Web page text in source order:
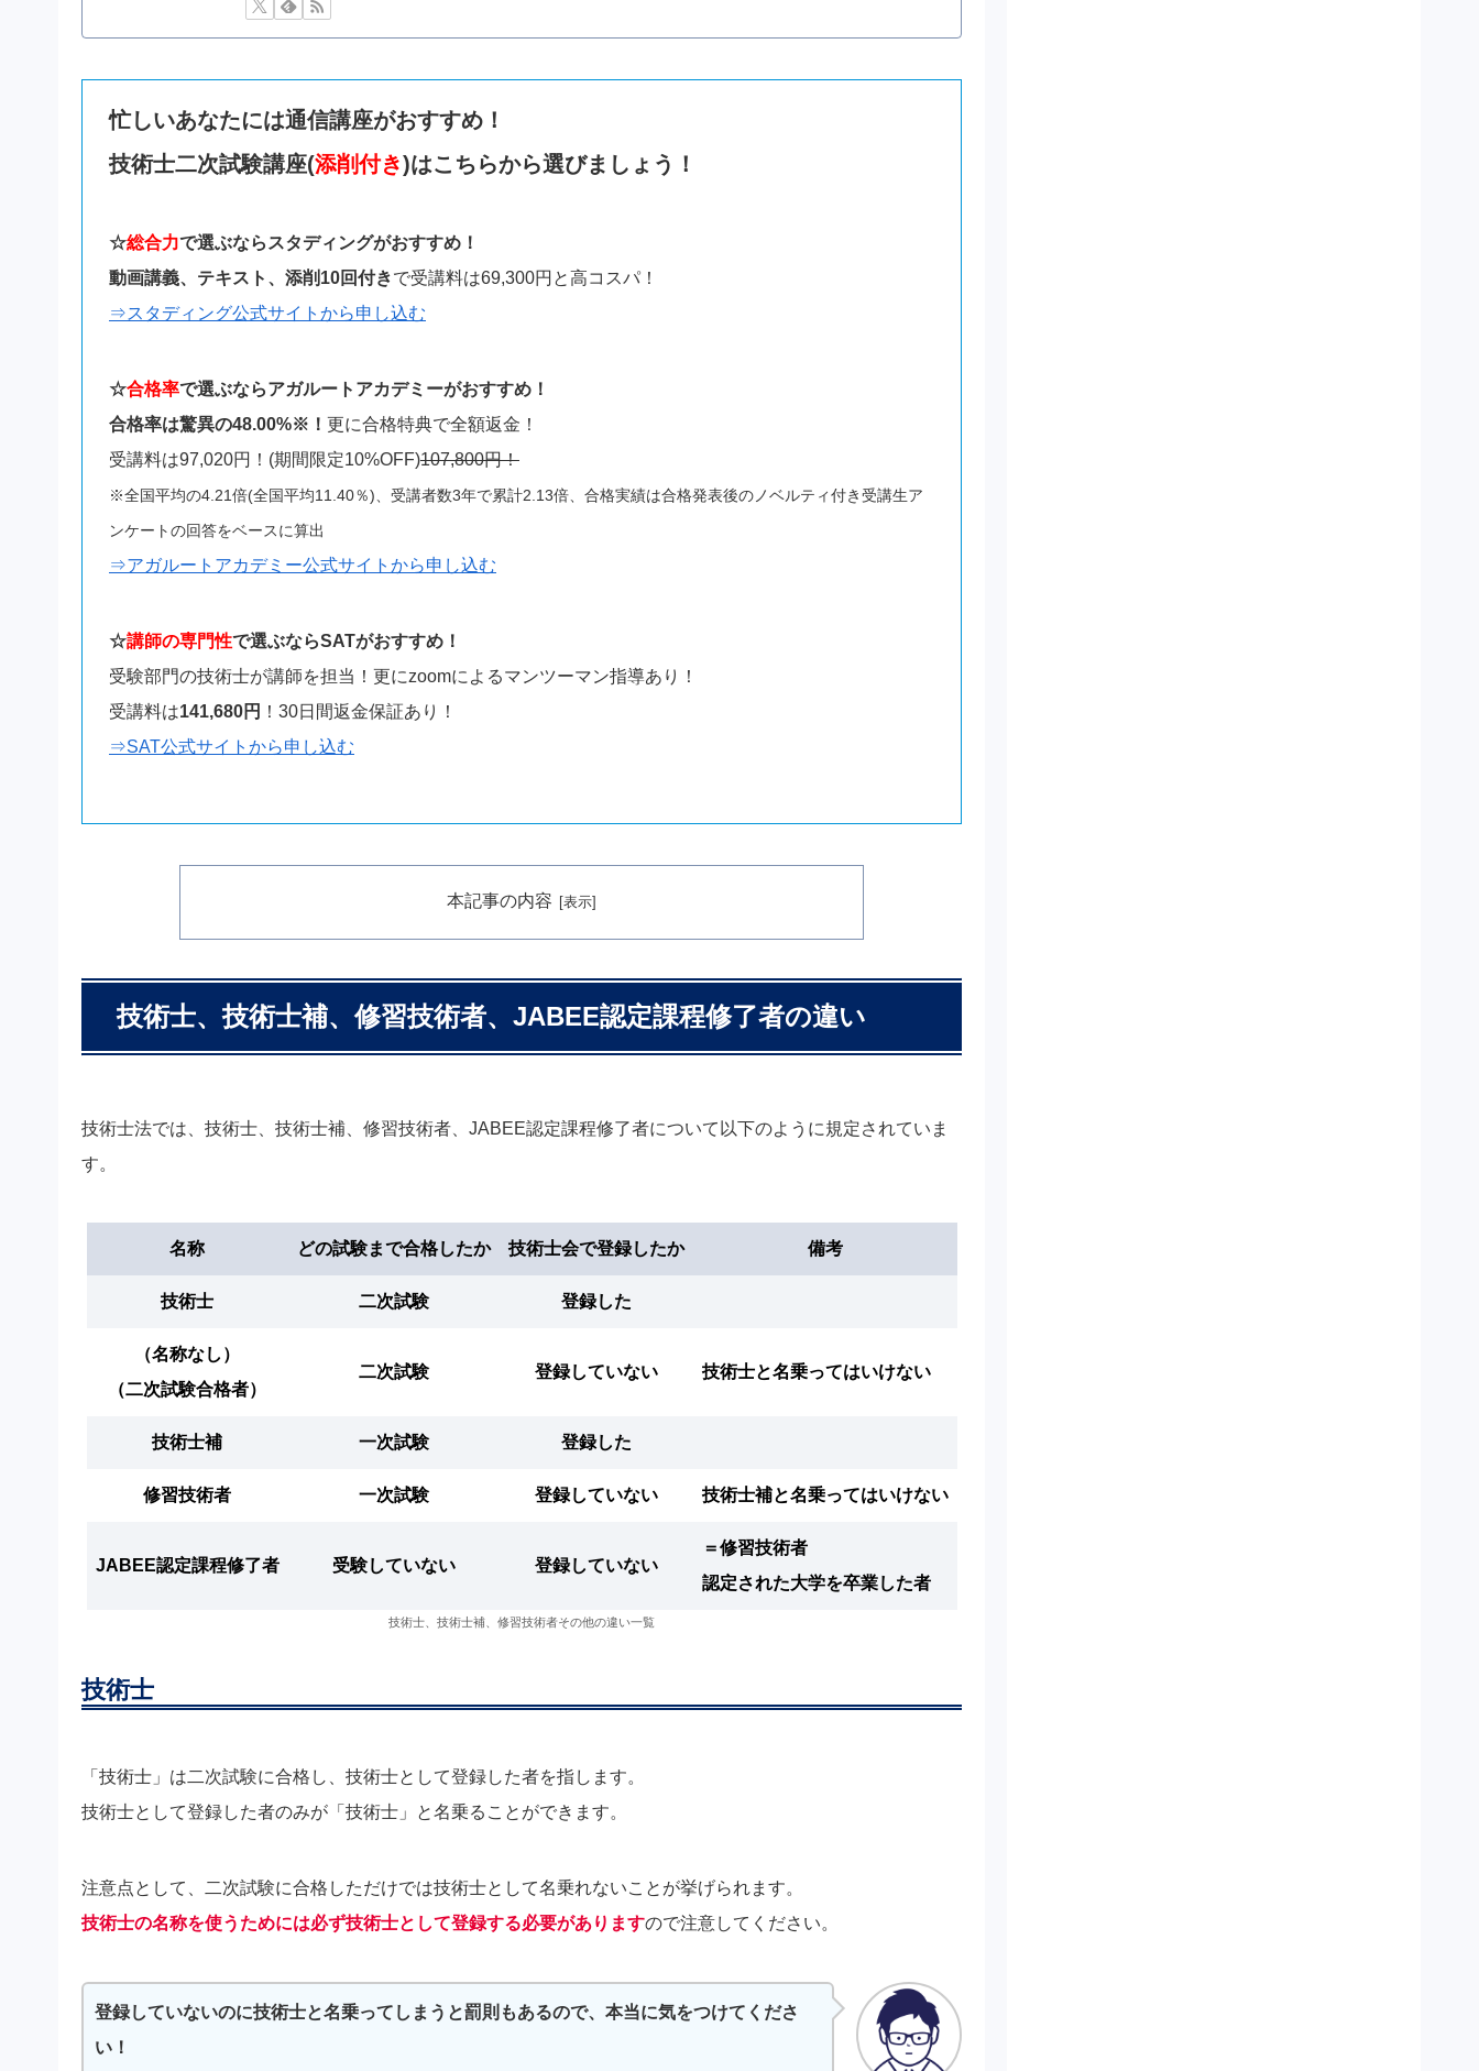
忙しいあなたには通信講座がおすすめ！
技術士二次試験講座(添削付き)はこちらから選びましょう！
☆総合力で選ぶならスタディングがおすすめ！
動画講義、テキスト、添削10回付きで受講料は69,300円と高コスパ！
⇒スタディング公式サイトから申し込む
☆合格率で選ぶならアガルートアカデミーがおすすめ！
合格率は驚異の48.00%※！ 更に合格特典で全額返金！
受講料は97,020円！(期間限定10%OFF)107,800円！
※全国平均の4.21倍(全国平均11.40％)、受講者数3年で累計2.13倍、合格実績は合格発表後のノベルティ付き受講生ア
ンケートの回答をベースに算出
⇒アガルートアカデミー公式サイトから申し込む
☆講師の専門性で選ぶならSATがおすすめ！
受験部門の技術士が講師を担当！更にzoomによるマンツーマン指導あり！
受講料は141,680円 ！30日間返金保証あり！
⇒SAT公式サイトから申し込む
本記事の内容
技術士、技術士補、修習技術者、JABEE認定課程修了者の違い
技術士法では、技術士、技術士補、修習技術者、JABEE認定課程修了者について以下のように規定されていま
す。
名称 どの試験まで合格したか 技術士会で登録したか 備考
技術士 二次試験 登録した
（名称なし）
（二次試験合格者）
二次試験 登録していない 技術士と名乗ってはいけない
技術士補 一次試験 登録した
修習技術者 一次試験 登録していない 技術士補と名乗ってはいけない
JABEE認定課程修了者 受験していない 登録していない
＝修習技術者
認定された大学を卒業した者
技術士、技術士補、修習技術者その他の違い一覧
技術士
「技術士」は二次試験に合格し、技術士として登録した者を指します。
技術士として登録した者のみが「技術士」と名乗ることができます。
注意点として、二次試験に合格しただけでは技術士として名乗れないことが挙げられます。
技術士の名称を使うためには必ず技術士として登録する必要がありますので注意してください。
登録していないのに技術士と名乗ってしまうと罰則もあるので、本当に気をつけてくださ
い！